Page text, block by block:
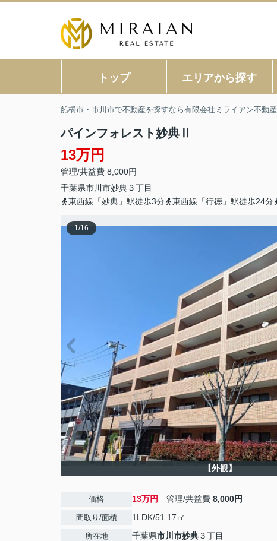
トップ エリアから探す
船橋市・市川市で不動産を探すなら有限会社ミライアン不動産
パインフォレスト妙典Ⅱ
13万円
管理/共益費 8,000円
千葉県市川市妙典３丁目
東西線「妙典」駅徒歩3分
東西線「行徳」駅徒歩24分
1/16
【外観】
価格 13万円 管理/共益費 8,000円
間取り/面積 1LDK/51.17㎡
所在地 千葉県市川市妙典３丁目